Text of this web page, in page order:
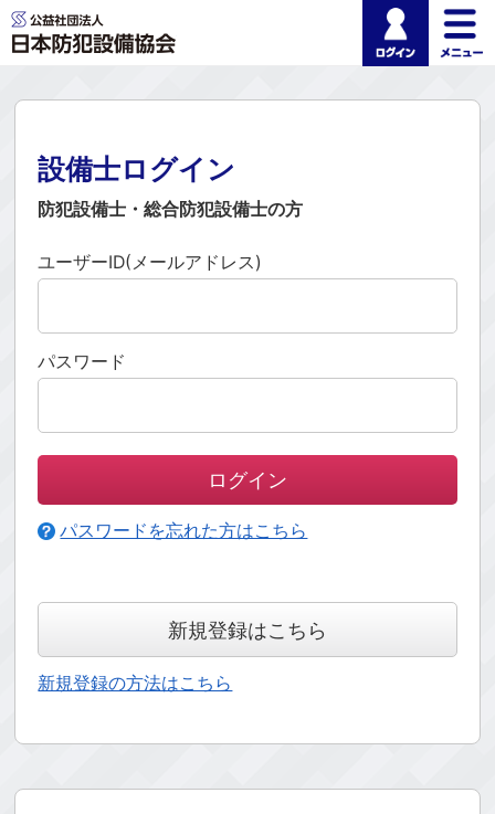
公益社団法人 日本
ログイ
設備士ログイン
防犯設備士・総合防犯設備士の方
ユーザーID(メールアドレス)
パスワード
パスワードを忘れた方はこちら
新規登録はこちら
新規登録の方法はこちら